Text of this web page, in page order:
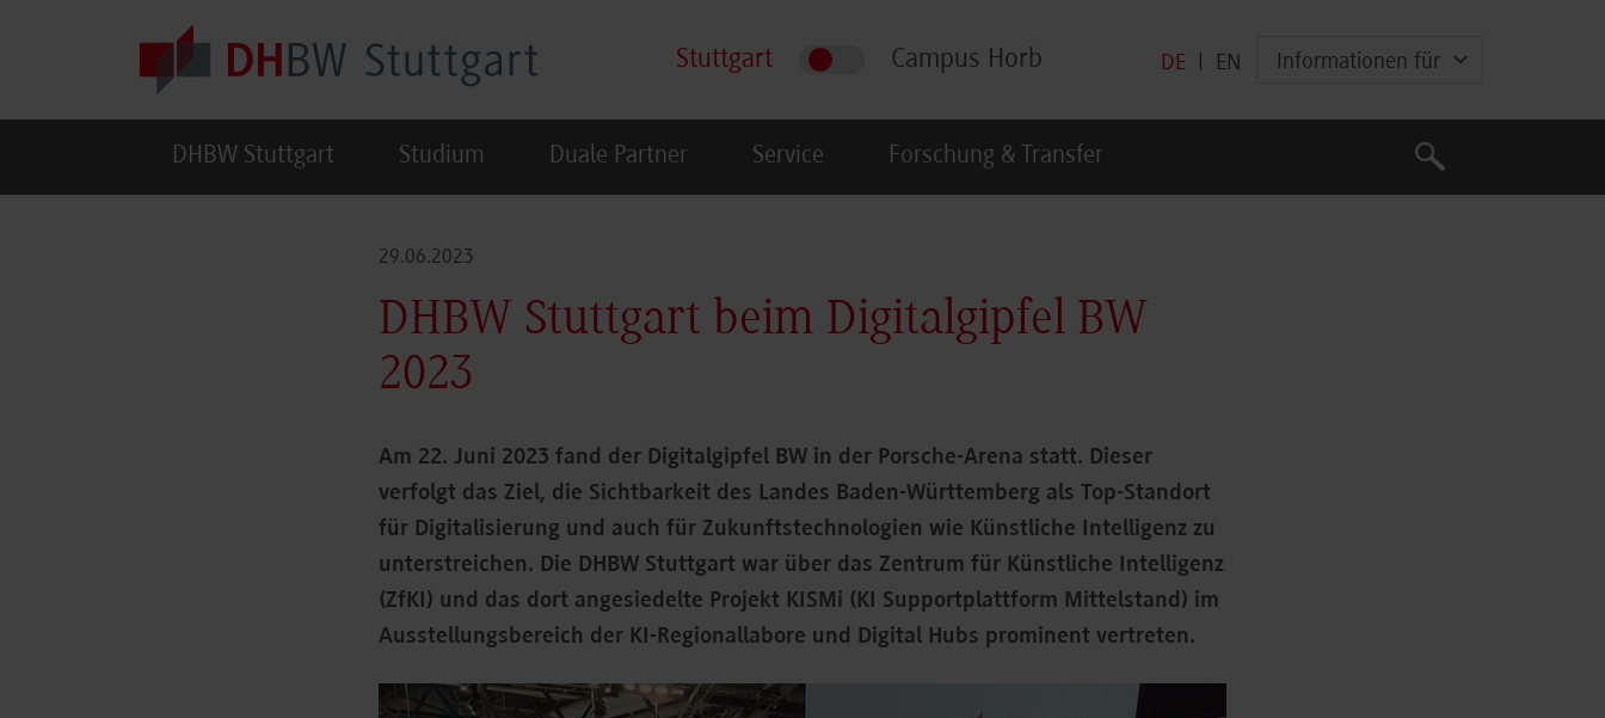
Stuttgart Campus Horb DE EN Informationen für
DHBW Stuttgart Studium Duale Partner Service Forschung & Transfer
Suche
Suche
29.06.2023
DHBW Stuttgart beim Digitalgipfel BW
2023
Am 22. Juni 2023 fand der Digitalgipfel BW in der Porsche-Arena statt. Dieser
verfolgt das Ziel, die Sichtbarkeit des Landes Baden-Württemberg als Top-Standort
für Digitalisierung und auch für Zukunftstechnologien wie Künstliche Intelligenz zu
unterstreichen. Die DHBW Stuttgart war über das Zentrum für Künstliche Intelligenz
(ZfKI) und das dort angesiedelte Projekt KISMi (KI Supportplattform Mittelstand) im
Ausstellungsbereich der KI-Regionallabore und Digital Hubs prominent vertreten.